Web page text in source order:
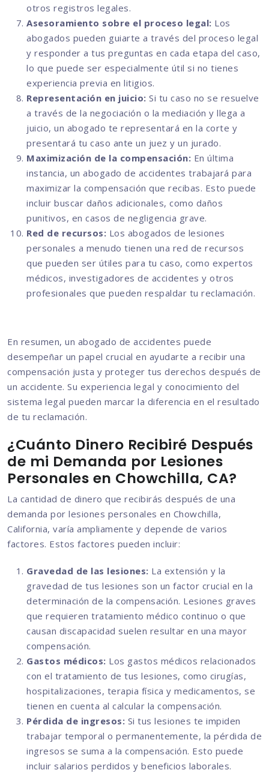
otros registros legales.
Asesoramiento sobre el proceso legal: Los
abogados pueden guiarte a través del proceso legal
y responder a tus preguntas en cada etapa del caso,
lo que puede ser especialmente útil si no tienes
experiencia previa en litigios.
Representación en juicio: Si tu caso no se resuelve
a través de la negociación o la mediación y llega a
juicio, un abogado te representará en la corte y
presentará tu caso ante un juez y un jurado.
Maximización de la compensación: En última
instancia, un abogado de accidentes trabajará para
maximizar la compensación que recibas. Esto puede
incluir buscar daños adicionales, como daños
punitivos, en casos de negligencia grave.
Red de recursos: Los abogados de lesiones
personales a menudo tienen una red de recursos
que pueden ser útiles para tu caso, como expertos
médicos, investigadores de accidentes y otros
profesionales que pueden respaldar tu reclamación.
En resumen, un abogado de accidentes puede
desempeñar un papel crucial en ayudarte a recibir una
compensación justa y proteger tus derechos después de
un accidente. Su experiencia legal y conocimiento del
sistema legal pueden marcar la diferencia en el resultado
de tu reclamación.
¿Cuánto Dinero Recibiré Después
de mi Demanda por Lesiones
Personales en Chowchilla, CA?
La cantidad de dinero que recibirás después de una
demanda por lesiones personales en Chowchilla,
California, varía ampliamente y depende de varios
factores. Estos factores pueden incluir:
Gravedad de las lesiones: La extensión y la
gravedad de tus lesiones son un factor crucial en la
determinación de la compensación. Lesiones graves
que requieren tratamiento médico continuo o que
causan discapacidad suelen resultar en una mayor
compensación.
Gastos médicos: Los gastos médicos relacionados
con el tratamiento de tus lesiones, como cirugías,
hospitalizaciones, terapia física y medicamentos, se
tienen en cuenta al calcular la compensación.
Pérdida de ingresos: Si tus lesiones te impiden
trabajar temporal o permanentemente, la pérdida de
ingresos se suma a la compensación. Esto puede
incluir salarios perdidos y beneficios laborales.